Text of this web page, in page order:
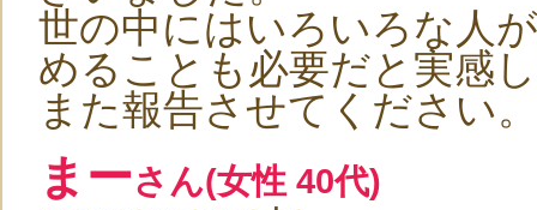
世の中にはいろいろな人
めることも必要だと実感
また報告させてください。
まーさん(女性 40代)